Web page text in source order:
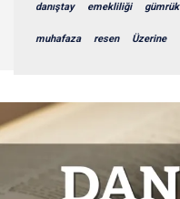
danıştay emekliliği gümrük
muhafaza resen Üzerine